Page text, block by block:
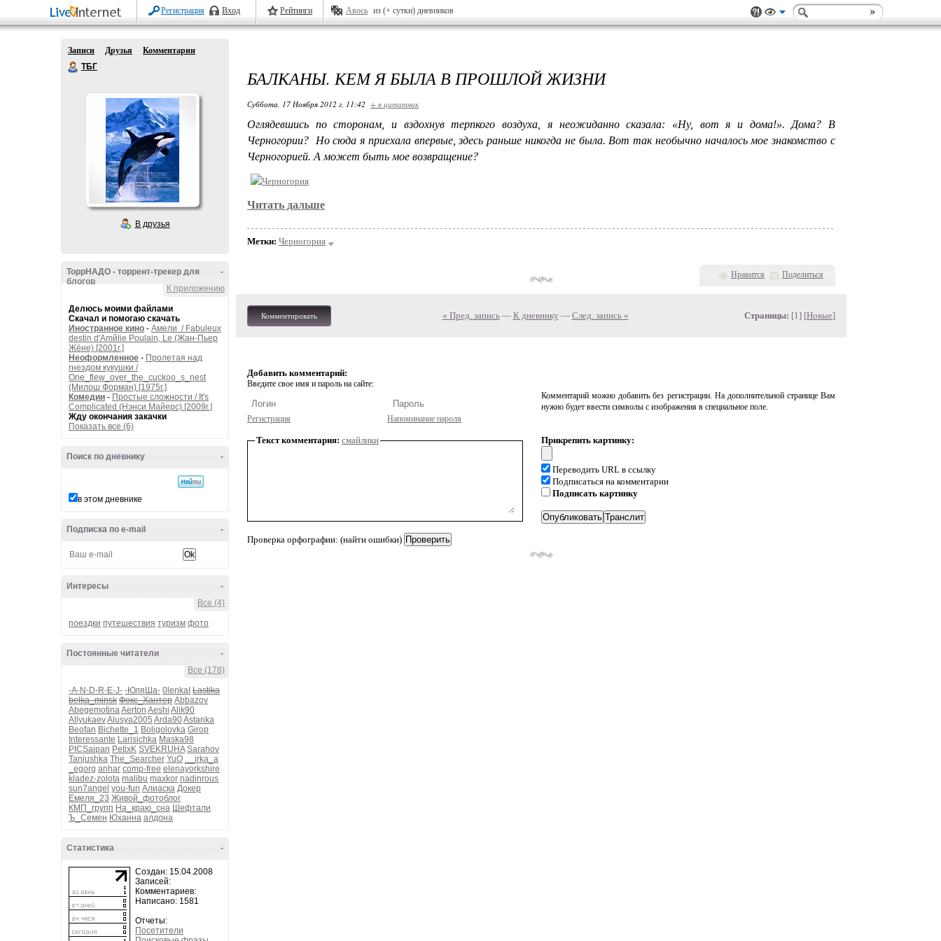
Регистрация Вход Рейтинги Авось из (+ сутки) дневников
Записи Друзья
Комментарии
ТБГ
В друзья
-
ТоррНАДО - торрент-трекер для
блогов
К приложению
Делюсь моими файлами
Скачал и помогаю скачать
Иностранное кино - Амели / Fabuleux
destin d'Amйlie Poulain, Le (Жан-Пьер
Жёне) [2001г.]
Неоформленное - Пролетая над
гнездом кукушки /
One_flew_over_the_cuckoo_s_nest
(Милош Форман) [1975г.]
Комедии - Простые сложности / It's
Complicated (Нэнси Майерс) [2009г.]
Жду окончания закачки
Показать все (6)
-
Поиск по дневнику
в этом дневнике
-
Подписка по e-mail
-
Интересы
Все (4)
поездки путешествия туризм фото
-
Постоянные читатели
Все (178)
-A-N-D-R-E-J- -ЮляШа- 0lenkaI Lastika
belka_minsk Фокс_Хантер Abbazov
AbegemotinaAerton Aeshi Alik90
AllyukaevAlusya2005 Arda90Astanka
Beofan Bichette_1 Boligolovka Girop
Interessante Larisichka Maska98
PICSaipan PetixK SVEKRUHA Sarahov
Tanjushka The_Searcher YuO
__irka_a
_egorg anhar comp-free elenayorkshire
kladez-zolota malibu maxkor nadinrous
sun7angel you-fun Алиаска Докер
Емеля_23 Живой_фотоблог
КМП_групп На_краю_сна Шефтали
Ъ_Семен Юханна алдона
-
Статистика
Создан: 15.04.2008
Записей:
Комментариев:
Написано: 1581
Отчеты:
Посетители
БАЛКАНЫ. КЕМ Я БЫЛА В ПРОШЛОЙ ЖИЗНИ
Суббота, 17 Ноября 2012 г. 11:42 + в цитатник
Оглядевшись по сторонам, и вздохнув терпкого воздуха, я неожиданно сказала: «Ну, вот я и дома!». Дома? В
Черногории? Но сюда я приехала впервые, здесь раньше никогда не была. Вот так необычно началось мое знакомство с
Черногорией. А может быть мое возвращение?
Читать дальше
Метки: Черногория
Нравится Поделиться
Комментировать « Пред. запись— К дневнику — След. запись » Страницы: [1] [Новые]
Добавить комментарий:
Введите свое имя и пароль на сайте:
Регистрация Напоминание пароля
Комментарий можно добавить без регистрации. На дополнительной странице Вам
нужно будет ввести символы с изображения в специальное поле.
Текст комментария: смайлики
Проверка орфографии: (найти ошибки)
Прикрепить картинку:
Переводить URL в ссылку
Подписаться на комментарии
Подписать картинку